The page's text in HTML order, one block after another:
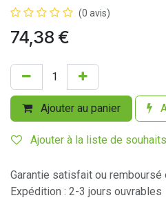
(0 avis)
74,38 €
Ajouter au panier
Ajouter à la liste de souhaits
Garantie satisfait ou remboursé
Expédition : 2-3 jours ouvrables